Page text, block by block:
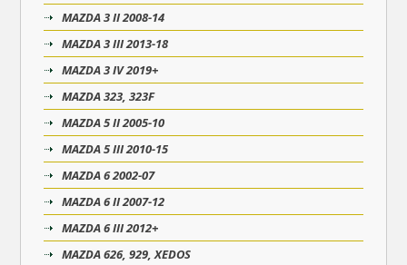
MAZDA 3 II 2008-14
MAZDA 3 III 2013-18
MAZDA 3 IV 2019+
MAZDA 323, 323F
MAZDA 5 II 2005-10
MAZDA 5 III 2010-15
MAZDA 6 2002-07
MAZDA 6 II 2007-12
MAZDA 6 III 2012+
MAZDA 626, 929, XEDOS